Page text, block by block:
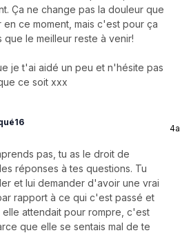
Ça ne change pas la douleur que
en ce moment, mais c'est pour ça
que le meilleur reste à venir!
je t'ai aidé un peu et n'hésite pas
ce soit xxx
4a
pas, tu as le droit de
réponses à tes questions. Tu
et lui demander d'avoir une vrai
rapport à ce qui c'est passé et
elle attendait pour rompre, c'est
que elle se sentais mal de te